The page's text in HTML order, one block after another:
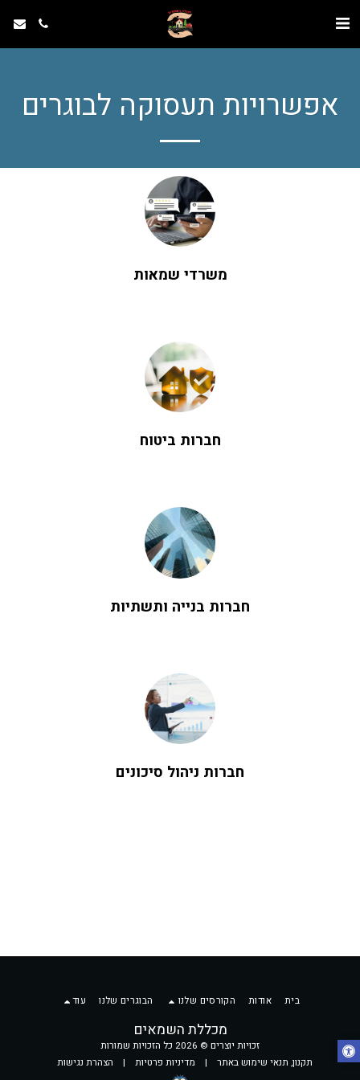
אפשרויות תעסוקה לבוגרים
משרדי שמאות
חברות ביטוח
חברות בנייה ותשתיות
חברות ניהול סיכונים
מכללת השמאים
זכויות יוצרים © 2026 כל הזכויות שמורות
תקנון, תנאי שימוש באתר | מדיניות פרטיות | הצהרת נגישות
בית אודות הקורסים שלנו הבוגרים שלנו עוד